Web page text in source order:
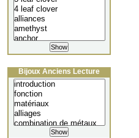
Bijoux Anciens Lecture